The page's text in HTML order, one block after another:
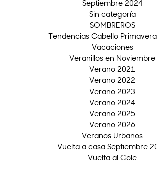
Septiembre 2024
Sin categoría
SOMBREROS
Tendencias Cabello
Vacaciones
Veranillos en Noviembre
Verano 2021
Verano 2022
Verano 2023
Verano 2024
Verano 2025
Verano 2026
Veranos Urbanos
Vuelta a casa Septiembre
Vuelta al Cole